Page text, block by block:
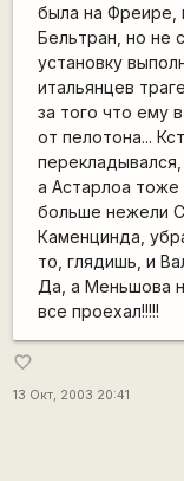
была на Фреире,
Бельтран, но не
установку
итальянцев
за того что ему
от пелотона...
а Астарлоа тоже
больше нежели
Каменцинда,
то, глядишь, и
Да, а Меньшова
все проехал!!!!!
favorite_border
13 Окт, 2003 20:41